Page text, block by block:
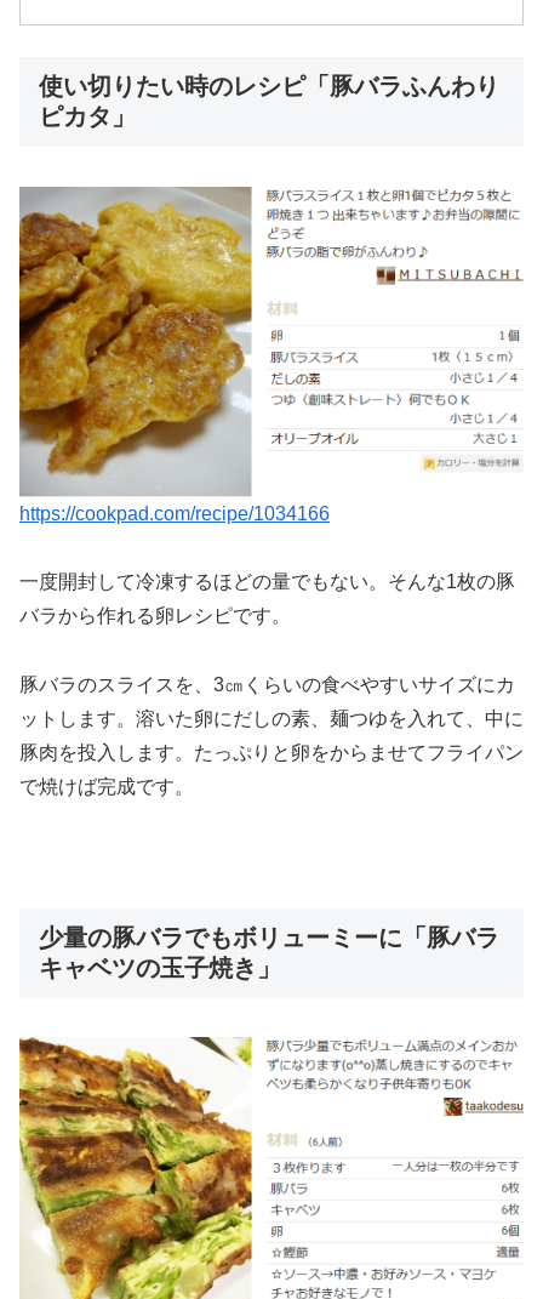
使い切りたい時のレシピ「豚バラふんわり
ピカタ」
https://cookpad.com/recipe/1034166
一度開封して冷凍するほどの量でもない。そんな1枚の豚
バラから作れる卵レシピです。
豚バラのスライスを、3㎝くらいの食べやすいサイズにカ
ットします。溶いた卵にだしの素、麺つゆを入れて、中に
豚肉を投入します。たっぷりと卵をからませてフライパン
で焼けば完成です。
少量の豚バラでもボリューミーに「豚バラ
キャベツの玉子焼き」